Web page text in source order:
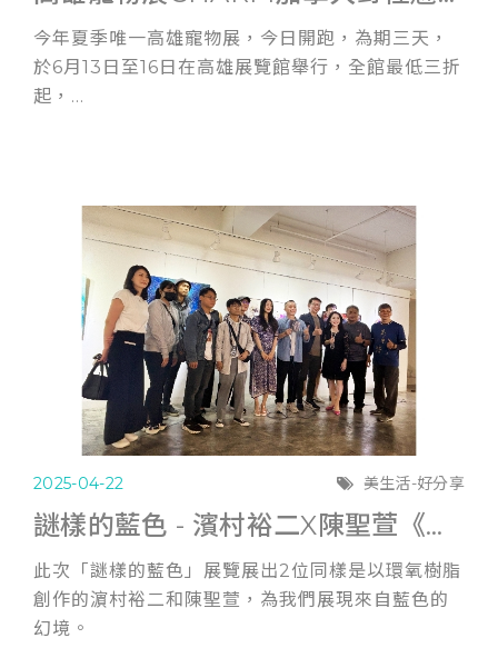
今年夏季唯一高雄寵物展，今日開跑，為期三天，
於6月13日至16日在高雄展覽館舉行，全館最低三折
起，...
2025-04-22 美生活-好分享
謎樣的藍色 - 濱村裕二X陳聖萱《雙人展》
此次「謎樣的藍色」展覽展出2位同樣是以環氧樹脂
創作的濵村裕二和陳聖萱，為我們展現來自藍色的
幻境。